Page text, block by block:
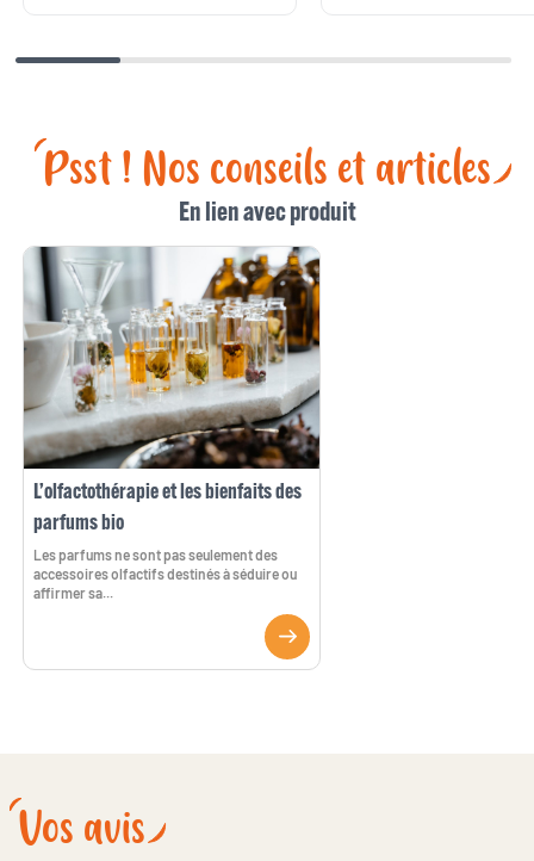
Psst ! Nos conseils et articles
En lien avec produit
L’olfactothérapie et les bienfaits des
parfums bio
Les parfums ne sont pas seulement des
accessoires olfactifs destinés à séduire ou
affirmer sa...
Vos avis